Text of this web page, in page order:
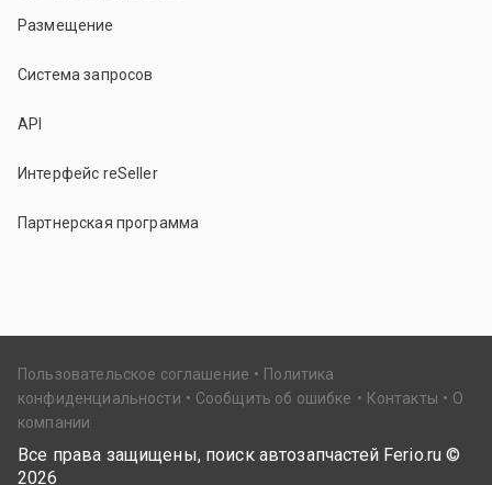
Размещение
Система запросов
API
Интерфейс reSeller
Партнерская программа
Пользовательское соглашение
Политика
конфиденциальности
Сообщить об ошибке Контакты
О
компании
Все права защищены, поиск автозапчастей Ferio.ru ©
2026